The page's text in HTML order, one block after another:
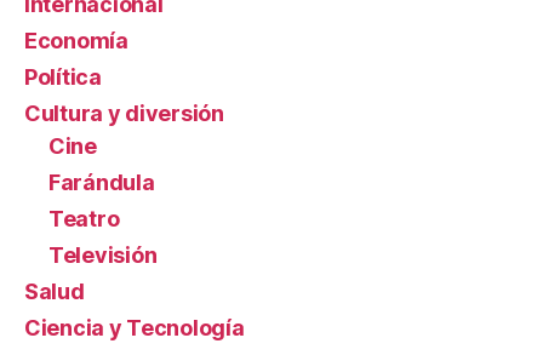
Economía
Política
Cultura y diversión
Cine
Farándula
Teatro
Televisión
Salud
Ciencia y Tecnología